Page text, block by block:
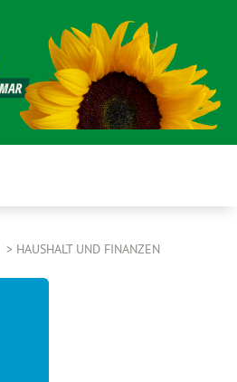
HAUSHALT UND FINANZEN